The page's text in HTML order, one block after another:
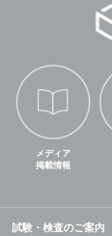
メディア
掲載情報
試験・検査のご案内